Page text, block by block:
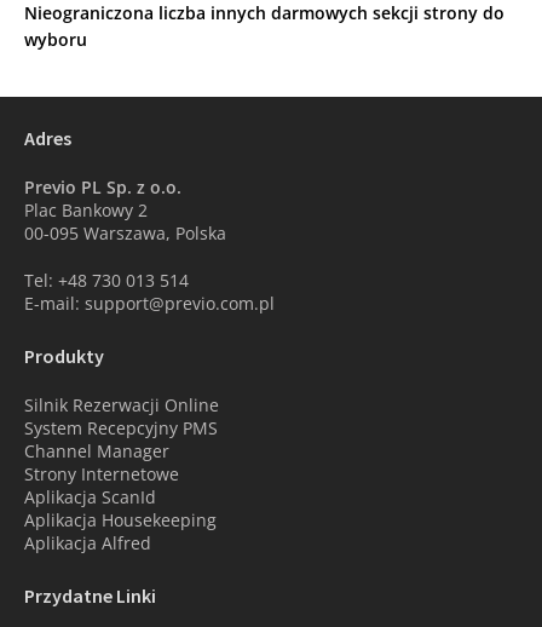
Nieograniczona liczba innych darmowych sekcji strony do
wyboru
Adres
Previo PL Sp. z o.o.
Plac Bankowy 2
00-095 Warszawa, Polska
Tel: +48 730 013 514
E-mail: support@previo.com.pl
Produkty
Silnik Rezerwacji Online
System Recepcyjny PMS
Channel Manager
Strony Internetowe
Aplikacja ScanId
Aplikacja Housekeeping
Aplikacja Alfred
Przydatne Linki